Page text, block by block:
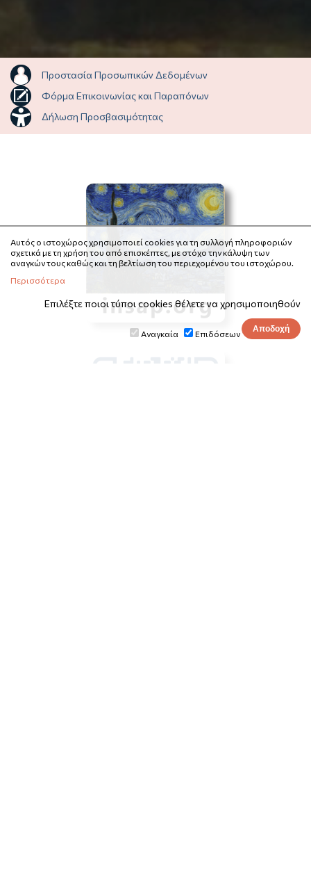
Προστασία Προσωπικών Δεδομένων
Φόρμα Επικοινωνίας και Παραπόνων
Δήλωση Προσβασιμότητας
Αυτός ο ιστοχώρος χρησιμοποιεί cookies για τη συλλογή πληροφοριών
σχετικά με τη χρήση του από επισκέπτες, με στόχο την κάλυψη των
αναγκών τους καθώς και τη βελτίωση του περιεχομένου του ιστοχώρου.
Περισσότερα
Επιλέξτε ποιοι τύποι cookies θέλετε να χρησιμοποιηθούν
Αναγκαία Επιδόσεων